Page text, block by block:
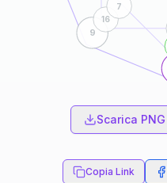
9
16
7
Scarica PNG
Copia Link